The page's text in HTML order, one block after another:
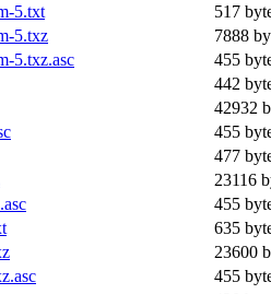
5.txt
517
5.txz
7888
5.txz.asc
455
442
42932
455
477
23116
455
635
23600
455